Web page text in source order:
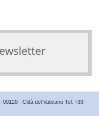
- Città del Vaticano Tel. +39-